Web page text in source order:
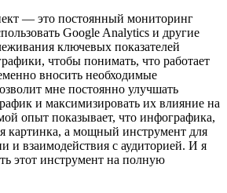
— это постоянный мониторинг
Google Analytics и другие
ключевых показателей
чтобы понимать, что работает
вносить необходимые
мне постоянно улучшать
и максимизировать их влияние на
опыт показывает, что инфографика,
картинка, а мощный инструмент для
и взаимодействия с аудиторией. И я
этот инструмент на полную